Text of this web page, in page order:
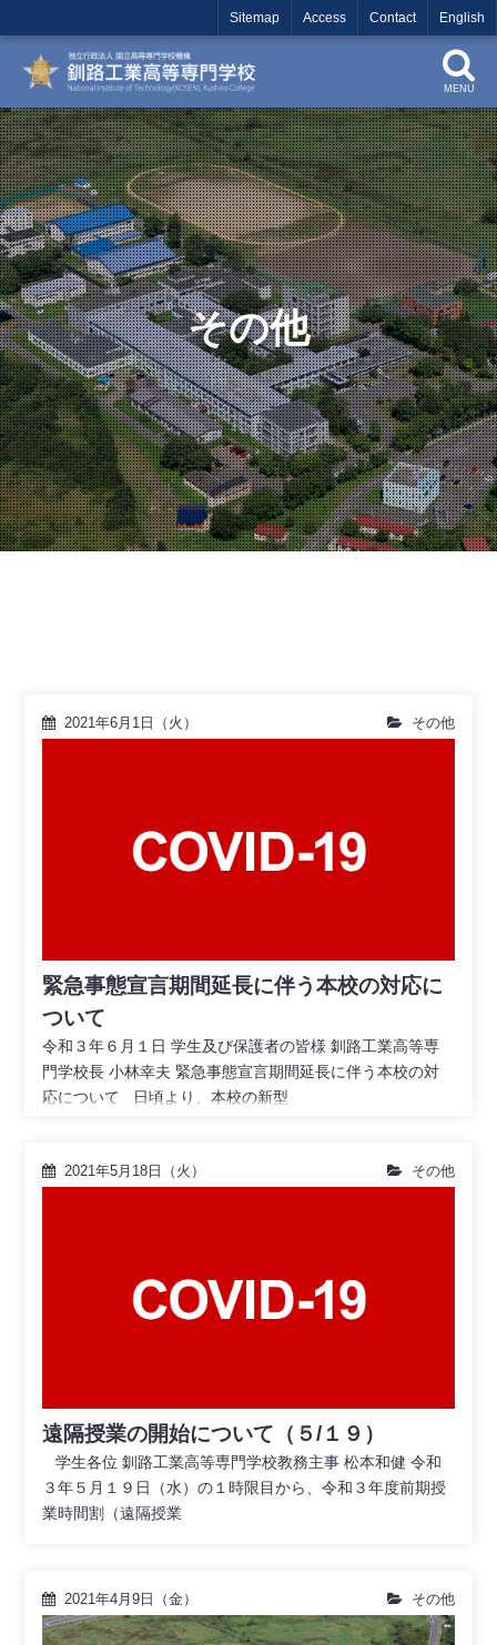
Sitemap Access Contact English
MENU
その他
2021年6月1日（火） その他
緊急事態宣言期間延長に伴う本校の対応に
ついて
令和３年６月１日 学生及び保護者の皆様 釧路工業高等専
門学校長 小林幸夫 緊急事態宣言期間延長に伴う本校の対
応について 日頃より、本校の新型
2021年5月18日（火） その他
遠隔授業の開始について（５/１９）
学生各位 釧路工業高等専門学校教務主事 松本和健 令和
３年５月１９日（水）の１時限目から、令和３年度前期授
業時間割（遠隔授業
2021年4月9日（金） その他